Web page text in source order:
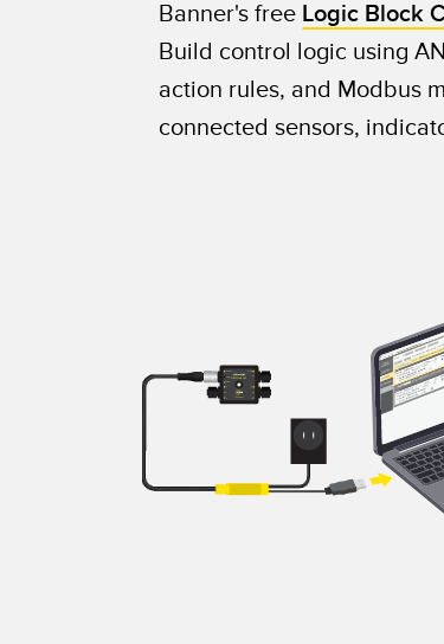
Banner's free Logic Block
Build control logic using
action rules, and Modbus
connected sensors,
PGM
Out
LOGIC BLOCK